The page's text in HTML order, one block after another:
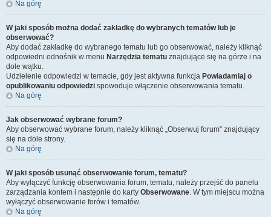
Na górę
W jaki sposób można dodać zakładkę do wybranych tematów lub je
obserwować?
Aby dodać zakładkę do wybranego tematu lub go obserwować, należy kliknąć
odpowiedni odnośnik w menu Narzędzia tematu znajdujące się na górze i na
dole wątku.
Udzielenie odpowiedzi w temacie, gdy jest aktywna funkcja Powiadamiaj o
opublikowaniu odpowiedzi spowoduje włączenie obserwowania tematu.
Na górę
Jak obserwować wybrane forum?
Aby obserwować wybrane forum, należy kliknąć „Obserwuj forum” znajdujący
się na dole strony.
Na górę
W jaki sposób usunąć obserwowanie forum, tematu?
Aby wyłączyć funkcję obserwowania forum, tematu, należy przejść do panelu
zarządzania kontem i następnie do karty Obserwowane. W tym miejscu można
wyłączyć obserwowanie forów i tematów.
Na górę